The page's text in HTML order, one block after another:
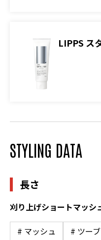
LIPPS ス
STYLING DATA
長さ
刈り上げショートマッシ
# マッシュ # ツー